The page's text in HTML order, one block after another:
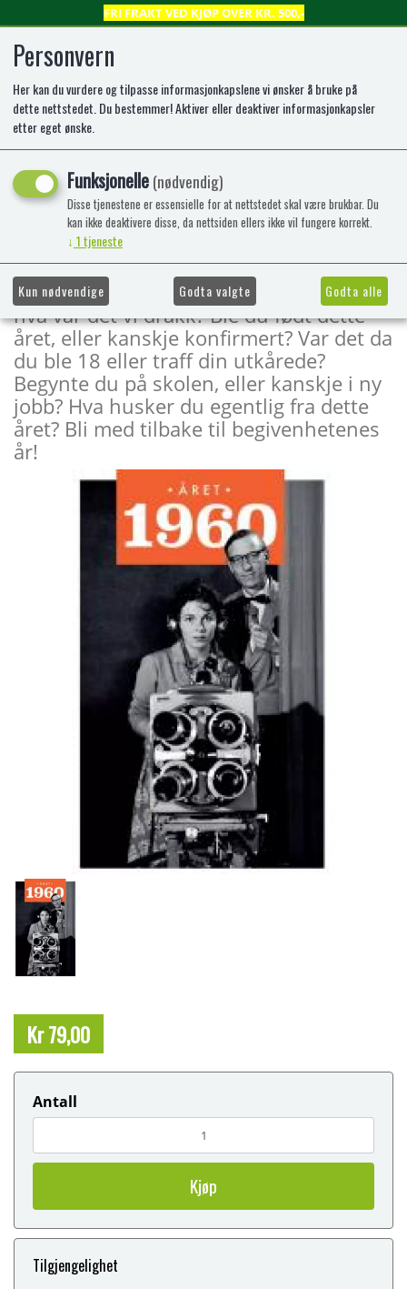
FRI FRAKT VED KJØP OVER KR. 500,-
0
Året 1960
Hvem ble født og hvem døde dette året?
Hvem fikk et gjennombrudd, og hva slo
gjennom? Hva gikk vi kledt i og hva leste
vi for noe? Hva hørte vi på og hvem
snakket til oss? Hva var det vi spiste, og
hva var det vi drakk? Ble du født dette
året, eller kanskje konfirmert? Var det da
du ble 18 eller traff din utkårede?
Begynte du på skolen, eller kanskje i ny
jobb? Hva husker du egentlig fra dette
året? Bli med tilbake til begivenhetenes
år!
Kr 79,00
Antall
Kjøp
Tilgjengelighet
Personvern
Her kan du vurdere og tilpasse informasjonkapslene vi ønsker å bruke på
dette nettstedet. Du bestemmer! Aktiver eller deaktiver informasjonkapsler
etter eget ønske.
Funksjonelle(nødvendig)
Disse tjenestene er essensielle for at nettstedet skal være brukbar. Du
kan ikke deaktivere disse, da nettsiden ellers ikke vil fungere korrekt.
↓ 1tjeneste
Kun nødvendige Godta valgte Godta alle